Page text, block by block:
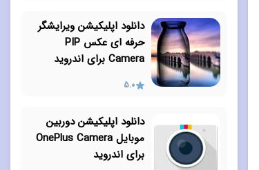
دانلود اپلیکیشن ویرایشگر
حرفه ای عکس PIP
Camera برای اندروید
5.0
دانلود اپلیکیشن دوربین
موبایل OnePlus Camera
برای اندروید